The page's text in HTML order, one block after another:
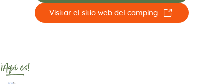
Visitar el sitio web del camping ☐
¡Aquí es!